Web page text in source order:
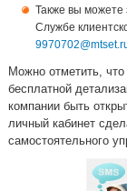
Также вы можете
Службе
Можно отметить,
бесплатной
компании быть
личный кабинет
самостоятельного